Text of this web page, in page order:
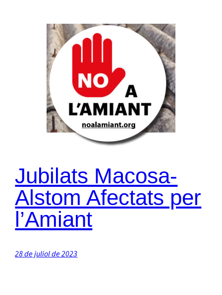
Jubilats Macosa-
Alstom Afectats per
l’Amiant
28 de juliol de 2023